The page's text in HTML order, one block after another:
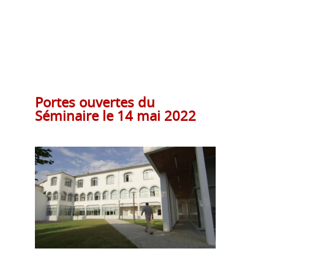
Portes ouvertes du
Séminaire le 14 mai 2022